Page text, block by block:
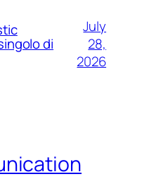
di
July
28,
2026